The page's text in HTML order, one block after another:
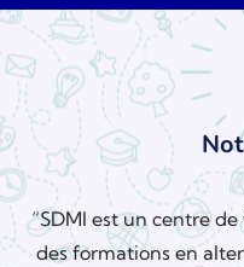
“SDMI est un centre
des formations en